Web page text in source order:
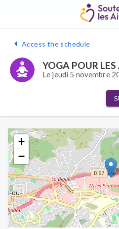
Access the schedule
YOGA POUR
Le jeudi 5 novembre
+
−